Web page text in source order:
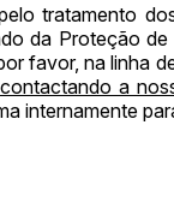
tratamento
da Proteção
favor, na linha
contactando a
internamente